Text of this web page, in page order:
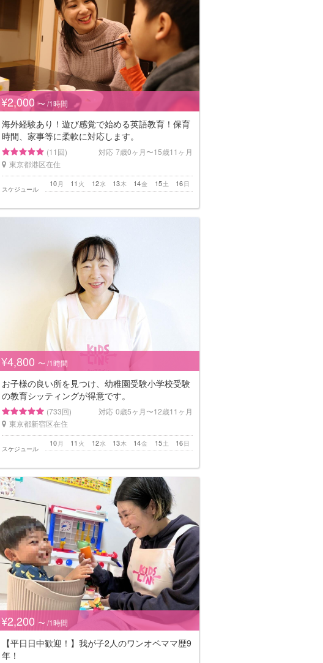
¥2,000 〜 /1時間
海外経験あり！遊び感覚で始める英語教育！保育
時間、家事等に柔軟に対応します。
(11回) 対応 7歳0ヶ月〜15歳11ヶ月
東京都港区在住
スケジュール
月
10 火
11 水
12 木
13 金
14 土
15 日
16
¥4,800 〜 /1時間
お子様の良い所を見つけ、幼稚園受験小学校受験
の教育シッティングが得意です。
(733回) 対応 0歳5ヶ月〜12歳11ヶ月
東京都新宿区在住
スケジュール
月
10 火
11 水
12 木
13 金
14 土
15 日
16
¥2,200 〜 /1時間
【平日日中歓迎！】我が子2人のワンオペママ歴9
年！